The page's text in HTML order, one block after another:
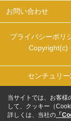
お問い合わせ
プライバシーポリ
Copyright(c)
センチュリ
当サイトでは、お客様
して、クッキー（
詳しくは、当社の 「